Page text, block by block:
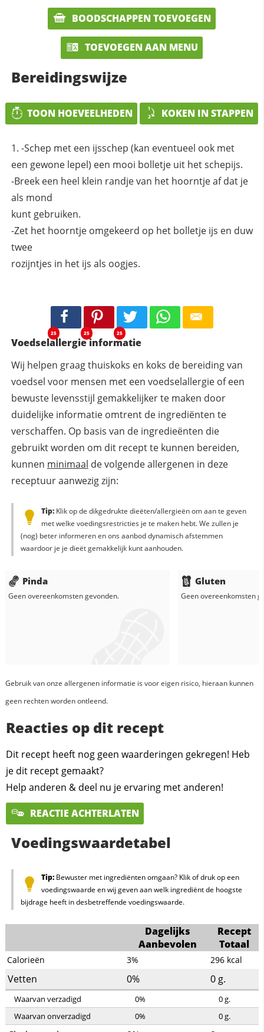
BOODSCHAPPEN TOEVOEGEN
TOEVOEGEN AAN MENU
Bereidingswijze
TOON HOEVEELHEDEN KOKEN IN STAPPEN
-Schep met een ijsschep (kan eventueel ook met
een gewone lepel) een mooi bolletje uit het schepijs.
-Breek een heel klein randje van het hoorntje af dat je
als mond
kunt gebruiken.
-Zet het hoorntje omgekeerd op het bolletje ijs en duw
twee
rozijntjes in het ijs als oogjes.
25 25 25
Voedselallergie informatie
Wij helpen graag thuiskoks en koks de bereiding van
voedsel voor mensen met een voedselallergie of een
bewuste levensstijl gemakkelijker te maken door
duidelijke informatie omtrent de ingrediënten te
verschaffen. Op basis van de ingredieënten die
gebruikt worden om dit recept te kunnen bereiden,
kunnen minimaal de volgende allergenen in deze
receptuur aanwezig zijn:
Tip:Klik op de dikgedrukte dieëten/allergieën om aan te geven
met welke voedingsrestricties je te maken hebt. We zullen je
(nog) beter informeren en ons aanbod dynamisch afstemmen
waardoor je je dieët gemakkelijk kunt aanhouden.
Pinda
Geen overeenkomsten gevonden.
Gluten
Geen overeenkomsten
Gebruik van onze allergenen informatie is voor eigen risico, hieraan kunnen
geen rechten worden ontleend.
Reacties op dit recept
Dit recept heeft nog geen waarderingen gekregen! Heb
je dit recept gemaakt?
Help anderen & deel nu je ervaring met anderen!
REACTIE ACHTERLATEN
Voedingswaardetabel
Tip:Bewuster met ingrediënten omgaan? Klik of druk op een
voedingswaarde en wij geven aan welk ingrediënt de hoogste
bijdrage heeft in desbetreffende voedingswaarde.
Dagelijks
Aanbevolen
Recept
Totaal
Calorieën 3% 296 kcal
Vetten 0% 0g.
Waarvan verzadigd 0% 0g.
Waarvan onverzadigd
0% 0g.